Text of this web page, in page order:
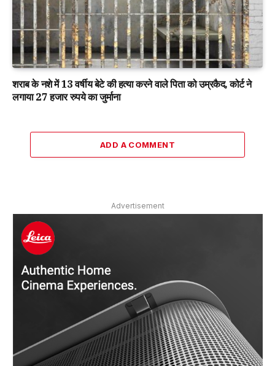
शराब के नशे में 13 वर्षीय बेटे की हत्या करने वाले पिता को उम्रकैद, कोर्ट ने
लगाया 27 हजार रुपये का जुर्माना
ADD A COMMENT
Advertisement